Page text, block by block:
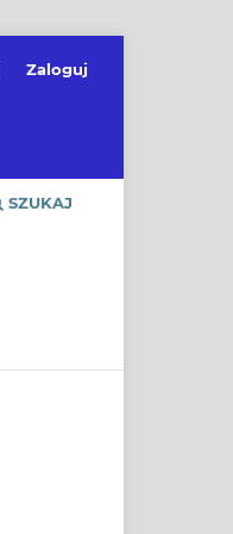
SZUKAJ
Zaloguj